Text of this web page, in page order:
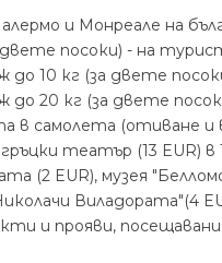
и Монреале на
двете посоки) - на
до 10 кг (за двете
до 20 кг (за двете
в самолета (отиване
театър (13 EUR) в
(2 EUR), музея
Виладората"(4
и прояви,